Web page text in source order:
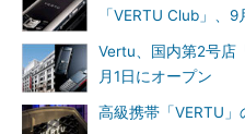
「VERTU Club」、9
Vertu、国内第2号店
月1日にオープン
高級携帯「VERTU